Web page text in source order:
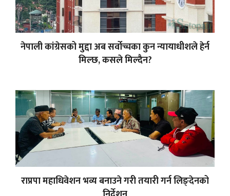
नेपाली कांग्रेसको मुद्दा अब सर्वोच्चका कुन न्यायाधीशले हेर्न
मिल्छ, कसले मिल्दैन?
राप्रपा महाधिवेशन भव्य बनाउने गरी तयारी गर्न लिङ्देनको